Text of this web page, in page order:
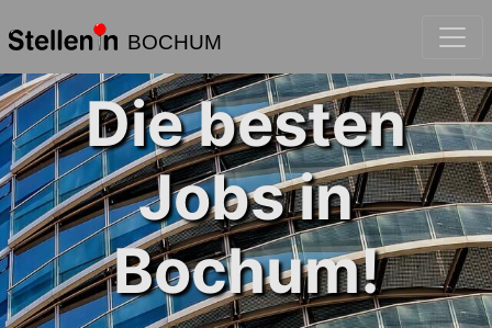
BOCHUM
Die besten
Jobs in
Bochum!